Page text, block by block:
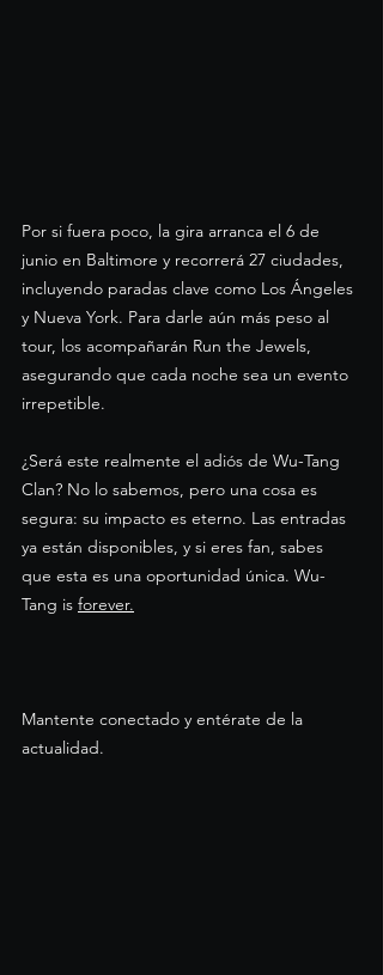
Por si fuera poco, la gira arranca el 6 de
junio en Baltimore y recorrerá 27 ciudades,
incluyendo paradas clave como Los Ángeles
y Nueva York. Para darle aún más peso al
tour, los acompañarán Run the Jewels,
asegurando que cada noche sea un evento
irrepetible.
¿Será este realmente el adiós de Wu-Tang
Clan? No lo sabemos, pero una cosa es
segura: su impacto es eterno. Las entradas
ya están disponibles, y si eres fan, sabes
que esta es una oportunidad única. Wu-
Tang is forever.
Mantente conectado y entérate de la
actualidad.